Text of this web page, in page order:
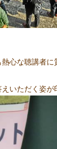
心な聴講者に
いただく姿が